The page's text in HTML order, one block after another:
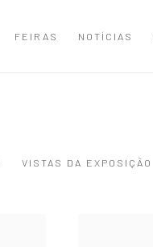
FEIRAS NOTÍCIAS
VISTAS DA EXPOSIÇÃO